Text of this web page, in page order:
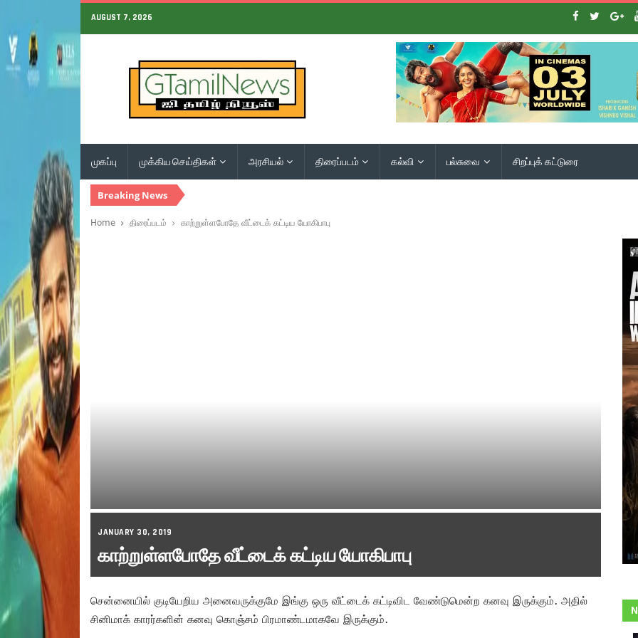
AUGUST 7, 2026
முகப்பு முக்கிய செய்திகள் அரசியல் திரைப்படம் கல்வி பல்சுவை சிறப்புக் கட்டுரை
Breaking News
Home திரைப்படம் காற்றுள்ளபோதே வீட்டைக் கட்டிய யோகிபாபு
JANUARY 30, 2019
காற்றுள்ளபோதே வீட்டைக் கட்டிய யோகிபாபு
சென்னையில் குடியேறிய அனைவருக்குமே இங்கு ஒரு வீட்டைக் கட்டிவிட வேண்டுமென்ற கனவு இருக்கும். அதில்
சினிமாக் காரர்களின் கனவு கொஞ்சம் பிரமாண்டமாகவே இருக்கும்.